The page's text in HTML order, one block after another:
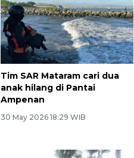
Tim SAR Mataram cari dua
anak hilang di Pantai
Ampenan
30 May 2026 18:29 WIB